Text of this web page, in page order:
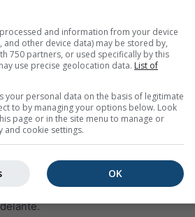
5% 10% 10% 5%
para38.23°N 28.03°Econ símbolos
la cantidad y la probabilidad de
El más fuerte la
tendencia más probable.
una "T". Estas incertidumbres
and information from your device
and other device data) may be stored by,
750 partners, or used specifically by this
use precise geolocation data. List of
your personal data on the basis of legitimate
to by managing your options below. Look
page or in the site menu to manage or
and cookie settings.
OK